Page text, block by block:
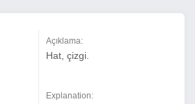
Açıklama:
Hat, çizgi.
Explanation: